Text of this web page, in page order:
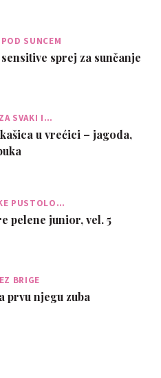
SUNCEM
sprej za sunčanje
SVAKI I…
u vrećici – jagoda,
PUSTOLO…
pelene junior, vel. 5
BRIGE
prvu njegu zuba